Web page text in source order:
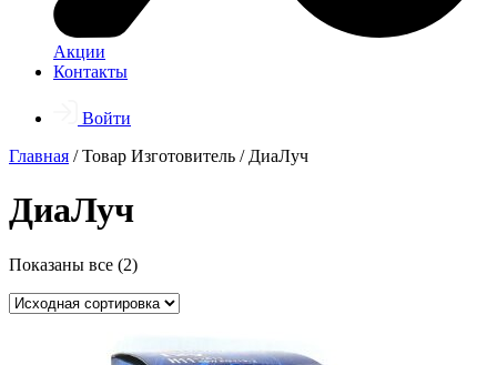
Акции
Контакты
Войти
Главная / Товар Изготовитель / ДиаЛуч
ДиаЛуч
Показаны все (2)